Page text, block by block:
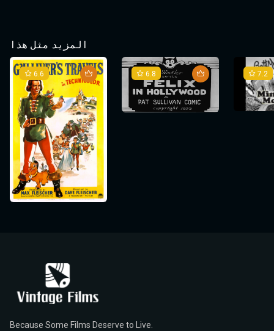
المزيد مثل هذا
6.6 6.8 7.2
Because Some Films Deserve to Live.